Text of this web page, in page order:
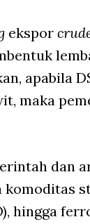
ekspor
apabila
maka
dan
hingga